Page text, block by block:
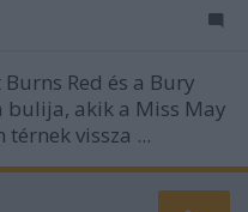
Red és a Bury
akik a Miss May
vissza ...